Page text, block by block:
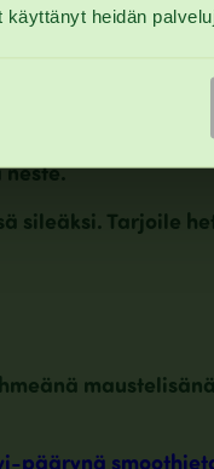
käyttänyt heidän
neste.
sileäksi. Tarjoile
päärynä